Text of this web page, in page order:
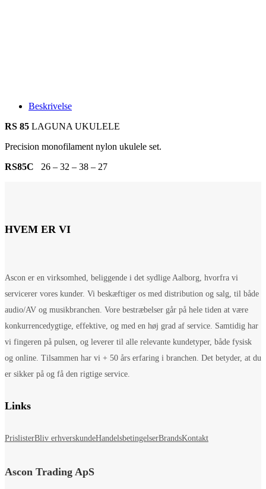
Beskrivelse
RS 85 LAGUNA UKULELE
Precision monofilament nylon ukulele set.
RS85C 26 – 32 – 38 – 27
HVEM ER VI
Ascon er en virksomhed, beliggende i det sydlige Aalborg, hvorfra vi
servicerer vores kunder. Vi beskæftiger os med distribution og salg, til både
audio/AV og musikbranchen. Vore bestræbelser går på hele tiden at være
konkurrencedygtige, effektive, og med en høj grad af service. Samtidig har
vi fingeren på pulsen, og leverer til alle relevante kundetyper, både fysisk
og online. Tilsammen har vi + 50 års erfaring i branchen. Det betyder, at du
er sikker på og få den rigtige service.
Links
PrislisterBliv erhverskundeHandelsbetingelserBrandsKontakt
Ascon Trading ApS